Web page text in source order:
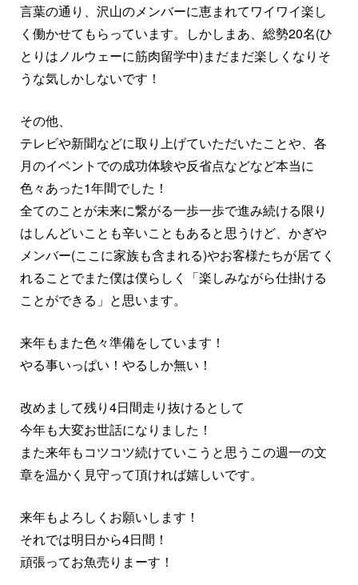
言葉の通り、沢山のメンバーに恵まれてワイワイ楽し
く働かせてもらっています。しかしまあ、総勢20名(ひ
とりはノルウェーに筋肉留学中)まだまだ楽しくなりそ
うな気しかしないです！
その他、
テレビや新聞などに取り上げていただいたことや、各
月のイベントでの成功体験や反省点などなど本当に
色々あった1年間でした！
全てのことが未来に繋がる一歩一歩で進み続ける限り
はしんどいことも辛いこともあると思うけど、かぎや
メンバー(ここに家族も含まれる)やお客様たちが居てく
れることでまた僕は僕らしく「楽しみながら仕掛ける
ことができる」と思います。
来年もまた色々準備をしています！
やる事いっぱい！やるしか無い！
改めまして残り4日間走り抜けるとして
今年も大変お世話になりました！
また来年もコツコツ続けていこうと思うこの週一の文
章を温かく見守って頂ければ嬉しいです。
来年もよろしくお願いします！
それでは明日から4日間！
頑張ってお魚売りまーす！